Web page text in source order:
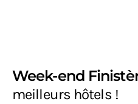
Week-end
meilleurs hôtels !